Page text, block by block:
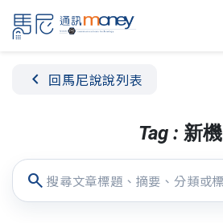
chevron_left 回馬尼說說列表
Tag : 新機
search